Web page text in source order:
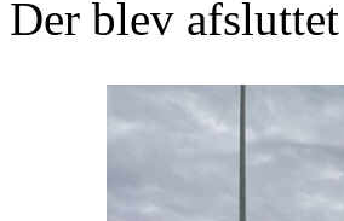
Der blev